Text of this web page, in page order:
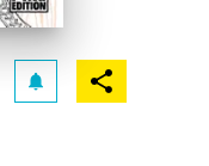
notifications